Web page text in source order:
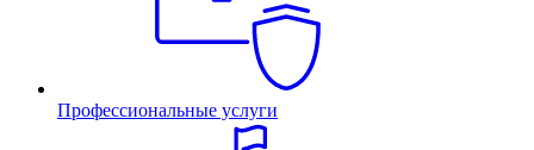
Профессиональные услуги